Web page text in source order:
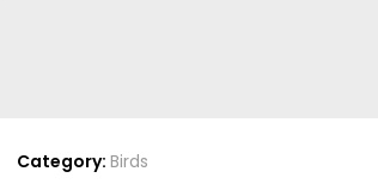
Category: Birds